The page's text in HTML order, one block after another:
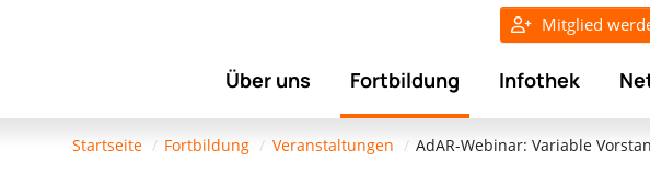
Mitglied
Über uns Fortbildung Infothek
Startseite Fortbildung Veranstaltungen AdAR-Webinar: Variable